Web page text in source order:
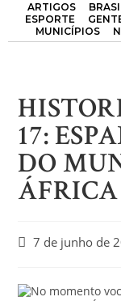
ARTIGOS
ESPORTE
MUNICÍPIOS
17:
DO
ÁFRICA
7 de junho de